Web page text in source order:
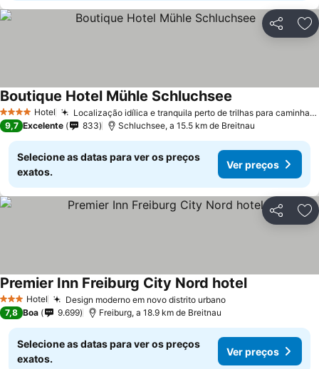
Partilhar
4 EstrelasHotel Localização idílica e tranquila perto de trilhas para caminhada
Boutique Hotel Mühle Schluchsee
9,7 Excelente 833 Schluchsee, a 15.5 km de Breitnau
Selecione as datas para ver os preços
exatos.
Ver preços
Partilhar
3 EstrelasHotel Design moderno em novo distrito urbano
Premier Inn Freiburg City Nord hotel
7,8 Boa 9.699 Freiburg, a 18.9 km de Breitnau
Selecione as datas para ver os preços
exatos.
Ver preços